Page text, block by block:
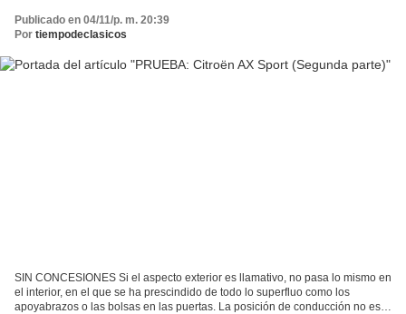
Publicado en 04/11/p. m. 20:39
Por tiempodeclasicos
SIN CONCESIONES Si el aspecto exterior es llamativo, no pasa lo mismo en
el interior, en el que se ha prescindido de todo lo superfluo como los
apoyabrazos o las bolsas en las puertas. La posición de conducción no es